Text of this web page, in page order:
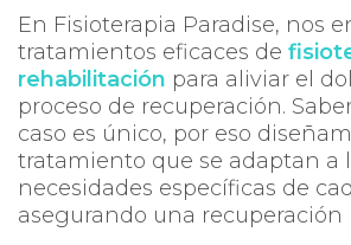
En Fisioterapia Paradise, nos
tratamientos eficaces de
rehabilitación para aliviar el
proceso de recuperación.
caso es único, por eso
tratamiento que se adaptan a
necesidades específicas de
asegurando una recuperación